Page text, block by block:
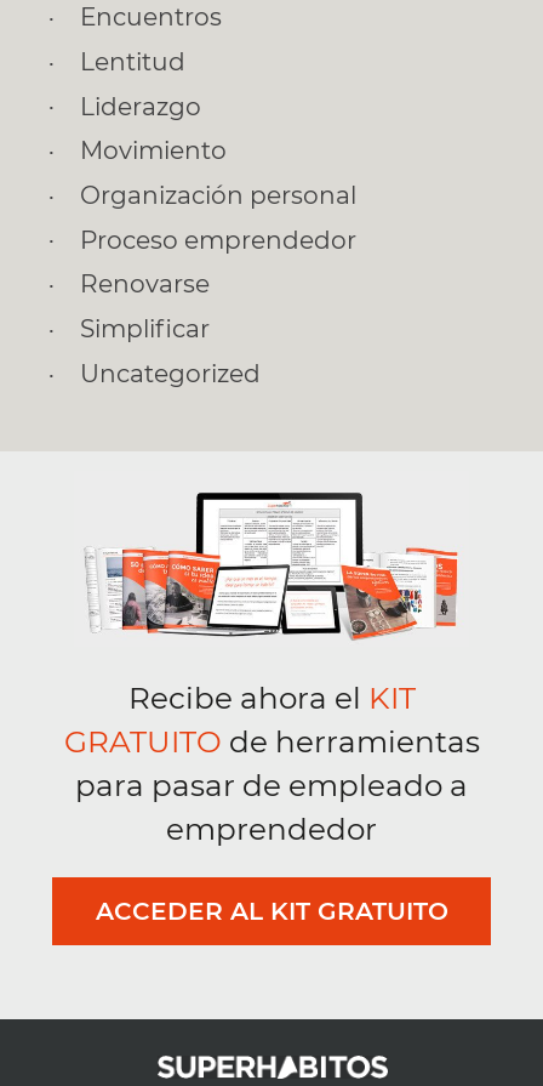
Encuentros
Lentitud
Liderazgo
Movimiento
Organización personal
Proceso emprendedor
Renovarse
Simplificar
Uncategorized
Recibe ahora el KIT
GRATUITO de herramientas
para pasar de empleado a
emprendedor
ACCEDER AL KIT GRATUITO